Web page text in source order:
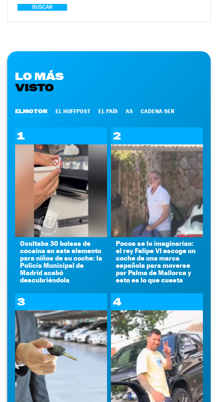
BUSCAR
LO MÁS
VISTO
ELMOTOR EL HUFFPOST EL PAÍS AS CADENA SER
1
Ocultaba 30 bolsas de
cocaína en este elemento
para niños de su coche: la
Policía Municipal de
Madrid acabó
descubriéndola
2
Pocos se lo imaginarían:
el rey Felipe VI escoge un
coche de una marca
española para moverse
por Palma de Mallorca y
esto es lo que cuesta
3 4